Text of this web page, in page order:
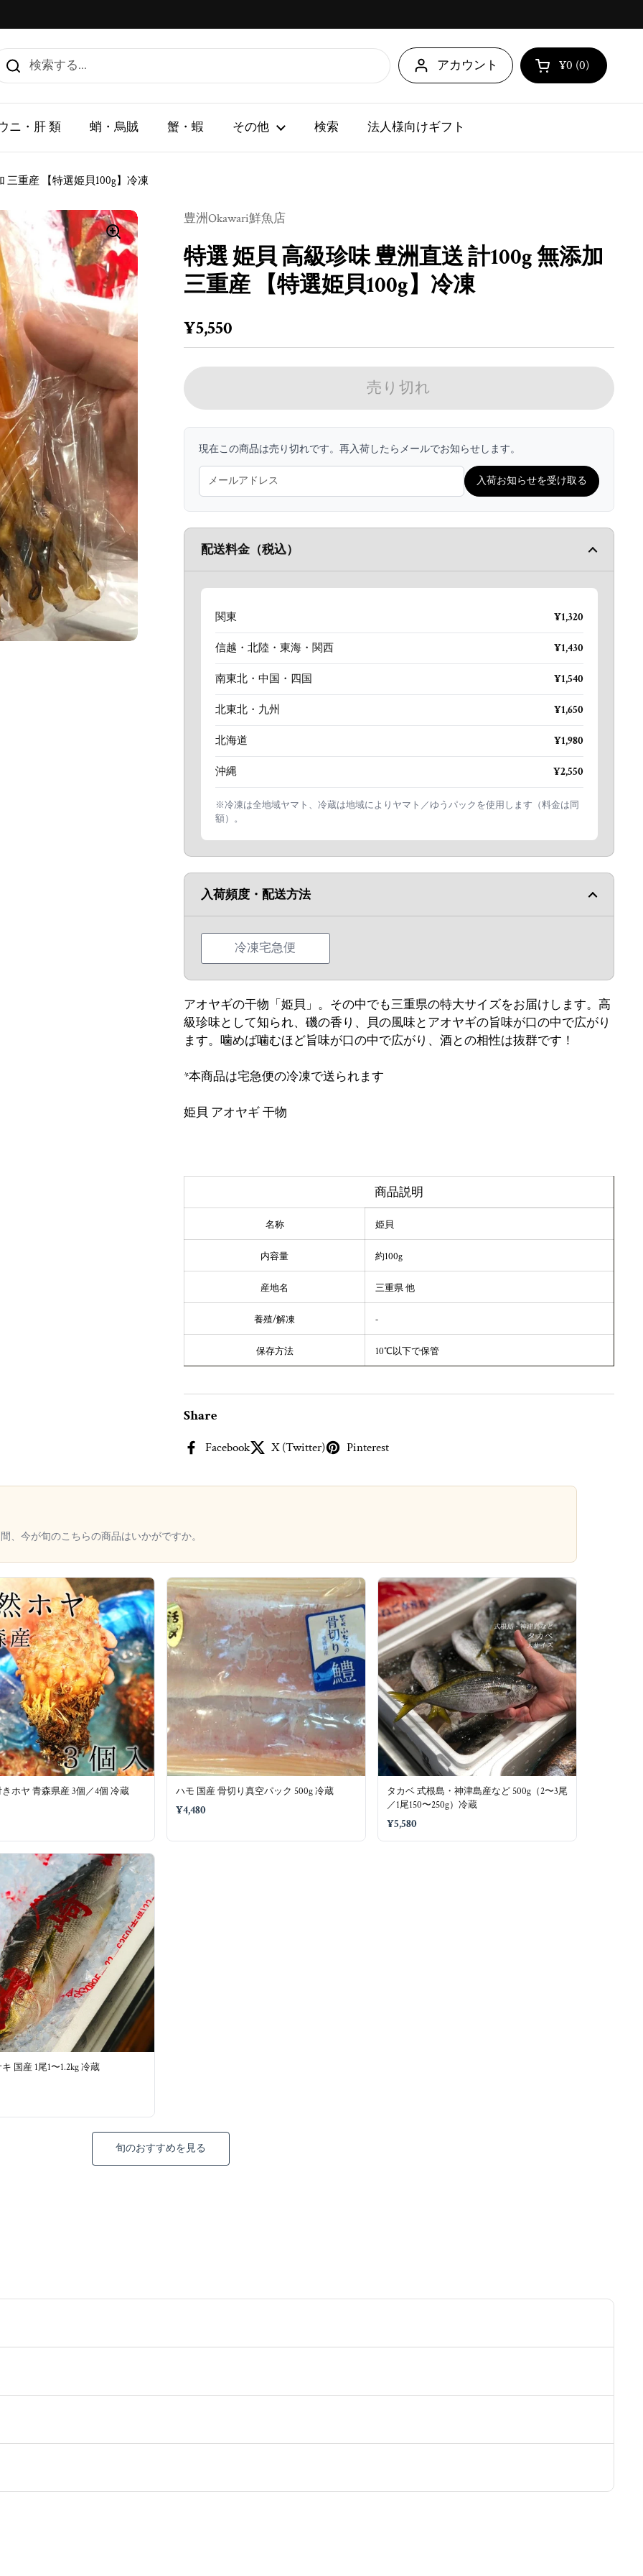
アカウント カートを開く
ショッピング
¥0 0
点の商品がカ
ニ・肝 類 蛸・烏賊 蟹・蝦 その他 検索 法人様向けギフト
三重産 【特選姫貝100g】冷凍
スライド
豊洲Okawari鮮魚店
特選 姫貝 高級珍味 豊洲直送 計100g 無添加
三重産 【特選姫貝100g】冷凍
定価
¥5,550
売り切れ
現在この商品は売り切れです。再入荷したらメールでお知らせします。
入荷お知らせを受け取る
配送料金（税込）
関東 ¥1,320
信越・北陸・東海・関西 ¥1,430
南東北・中国・四国 ¥1,540
北東北・九州 ¥1,650
北海道 ¥1,980
沖縄 ¥2,550
※冷凍は全地域ヤマト、冷蔵は地域によりヤマト／ゆうパックを使用します（料金は同
額）。
入荷頻度・配送方法
冷凍宅急便
アオヤギの干物「姫貝」。その中でも三重県の特大サイズをお届けします。高
級珍味として知られ、磯の香り、貝の風味とアオヤギの旨味が口の中で広がり
ます。噛めば噛むほど旨味が口の中で広がり、酒との相性は抜群です！
*本商品は宅急便の冷凍で送られます
姫貝 アオヤギ 干物
商品説明
名称 姫貝
内容量 約100g
産地名 三重県 他
養殖/解凍 ‐
保存方法 10℃以下で保管
Share
Facebook X (Twitter) Pinterest
、今が旬のこちらの商品はいかがですか。
ホヤ 青森県産 3個／4個 冷蔵 ハモ 国産 骨切り真空パック 500g 冷蔵
¥4,480
タカベ 式根島・神津島産など 500g（2〜3尾
／1尾150〜250g）冷蔵
¥5,580
国産 1尾1〜1.2kg 冷蔵
旬のおすすめを見る